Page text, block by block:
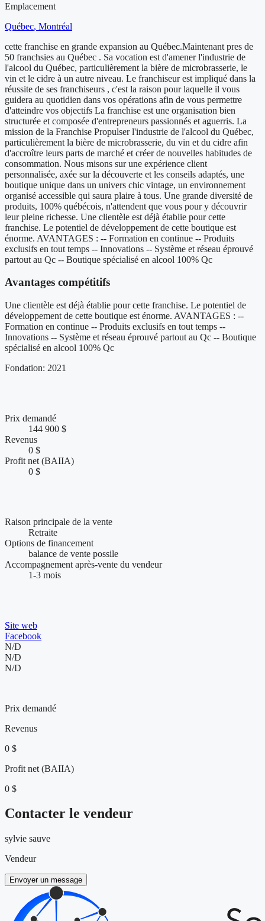
Emplacement
Québec, Montréal
cette franchise en grande expansion au Québec.Maintenant pres de
50 franchsies au Québec . Sa vocation est d'amener l'industrie de
l'alcool du Québec, particulièrement la bière de microbrasserie, le
vin et le cidre à un autre niveau. Le franchiseur est impliqué dans la
réussite de ses franchiseurs , c'est la raison pour laquelle il vous
guidera au quotidien dans vos opérations afin de vous permettre
d'atteindre vos objectifs La franchise est une organisation bien
structurée et composée d'entrepreneurs passionnés et aguerris. La
mission de la Franchise Propulser l'industrie de l'alcool du Québec,
particulièrement la bière de microbrasserie, du vin et du cidre afin
d'accroître leurs parts de marché et créer de nouvelles habitudes de
consommation. Nous misons sur une expérience client
personnalisée, axée sur la découverte et les conseils adaptés, une
boutique unique dans un univers chic vintage, un environnement
organisé accessible qui saura plaire à tous. Une grande diversité de
produits, 100% québécois, n'attendent que vous pour y découvrir
leur pleine richesse. Une clientèle est déjà établie pour cette
franchise. Le potentiel de développement de cette boutique est
énorme. AVANTAGES : -- Formation en continue -- Produits
exclusifs en tout temps -- Innovations -- Système et réseau éprouvé
partout au Qc -- Boutique spécialisé en alcool 100% Qc
Avantages compétitifs
Une clientèle est déjà établie pour cette franchise. Le potentiel de
développement de cette boutique est énorme. AVANTAGES : --
Formation en continue -- Produits exclusifs en tout temps --
Innovations -- Système et réseau éprouvé partout au Qc -- Boutique
spécialisé en alcool 100% Qc
Fondation: 2021
Prix demandé
144 900 $
Revenus
0 $
Profit net (BAIIA)
0 $
Raison principale de la vente
Retraite
Options de financement
balance de vente possile
Accompagnement après-vente du vendeur
1-3 mois
Site web
Facebook
N/D
N/D
N/D
Prix demandé
Revenus
0 $
Profit net (BAIIA)
0 $
Contacter le vendeur
sylvie sauve
Vendeur
Envoyer un message